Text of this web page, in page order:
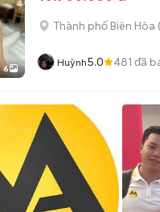
6
Thành phố Biên Hòa
Huỳnh5.0 481 đã